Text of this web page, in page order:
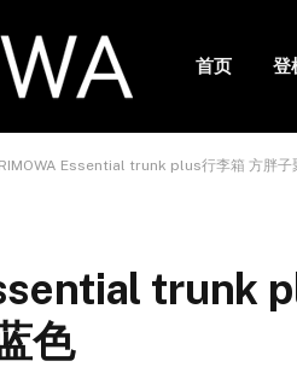
首页 登
RIMOWA Essential trunk plus行李箱 方胖子
trunk
色